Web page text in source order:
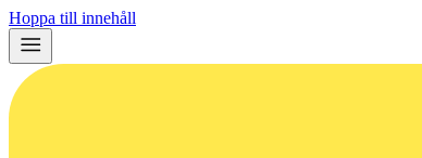
Hoppa till innehåll